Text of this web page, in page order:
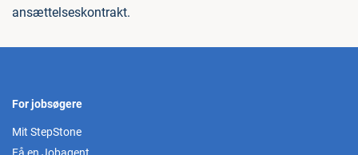
ansættelseskontrakt.
For jobsøgere
Mit StepStone